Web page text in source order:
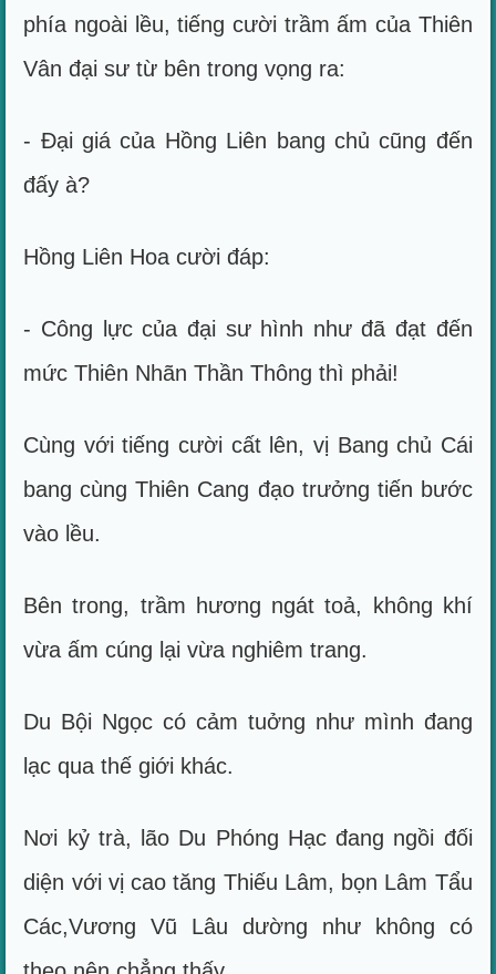
phía ngoài lều, tiếng cười trầm ấm của Thiên
Vân đại sư từ bên trong vọng ra:
- Đại giá của Hồng Liên bang chủ cũng đến
đấy à?
Hồng Liên Hoa cười đáp:
- Công lực của đại sư hình như đã đạt đến
mức Thiên Nhãn Thần Thông thì phải!
Cùng với tiếng cười cất lên, vị Bang chủ Cái
bang cùng Thiên Cang đạo trưởng tiến bước
vào lều.
Bên trong, trầm hương ngát toả, không khí
vừa ấm cúng lại vừa nghiêm trang.
Du Bội Ngọc có cảm tuởng như mình đang
lạc qua thế giới khác.
Nơi kỷ trà, lão Du Phóng Hạc đang ngồi đối
diện với vị cao tăng Thiếu Lâm, bọn Lâm Tẩu
Các,Vương Vũ Lâu dường như không có